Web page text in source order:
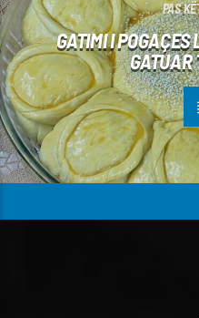
PAS
GATIMI I
GATUAR